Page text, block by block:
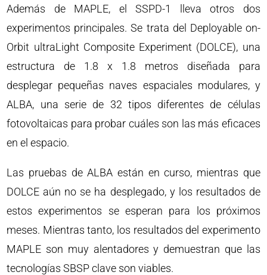
Además de MAPLE, el SSPD-1 lleva otros dos
experimentos principales. Se trata del Deployable on-
Orbit ultraLight Composite Experiment (DOLCE), una
estructura de 1.8 x 1.8 metros diseñada para
desplegar pequeñas naves espaciales modulares, y
ALBA, una serie de 32 tipos diferentes de células
fotovoltaicas para probar cuáles son las más eficaces
en el espacio.
Las pruebas de ALBA están en curso, mientras que
DOLCE aún no se ha desplegado, y los resultados de
estos experimentos se esperan para los próximos
meses. Mientras tanto, los resultados del experimento
MAPLE son muy alentadores y demuestran que las
tecnologías SBSP clave son viables.